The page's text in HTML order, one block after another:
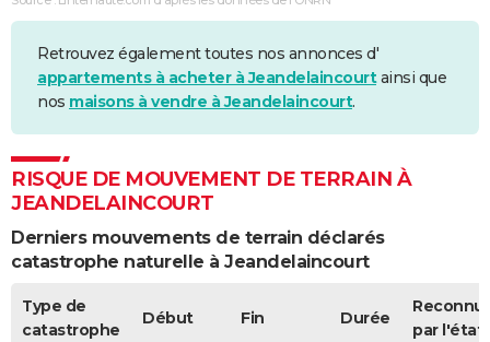
Retrouvez également toutes nos annonces d'
appartements à acheter à Jeandelaincourtainsi que
nos maisons à vendre à Jeandelaincourt.
RISQUE DE MOUVEMENT DE TERRAIN À
JEANDELAINCOURT
Derniers mouvements de terrain déclarés
catastrophe naturelle à Jeandelaincourt
Type de
catastrophe
Début Fin Durée
par l'état